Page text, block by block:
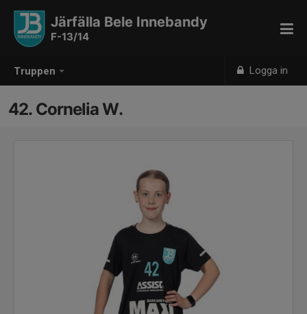
Truppen Logga in
Järfälla Bele Innebandy
F-13/14
42. Cornelia W.